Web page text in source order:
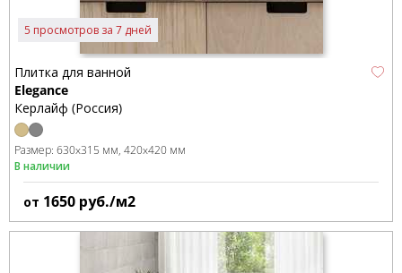
5 просмотров за 7 дней
Плитка для ванной
Elegance
Керлайф (Россия)
Размер: 630x315 мм 420x420 мм
В наличии
от 1650 руб./м2